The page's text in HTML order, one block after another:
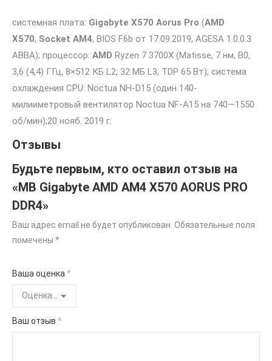
системная плата: Gigabyte X570 Aorus Pro (AMD
X570, Socket AM4, BIOS F6b от 17.09.2019, AGESA 1.0.0.3
ABBA); процессор: AMD Ryzen 7 3700X (Matisse, 7 нм, B0,
3,6 (4,4) ГГц, 8×512 КБ L2, 32 МБ L3, TDP 65 Вт); система
охлаждения CPU: Noctua NH-D15 (один 140-
милииметровый вентилятор Noctua NF-A15 на 740—1550
об/мин);20 нояб. 2019 г.
Отзывы
Будьте первым, кто оставил отзыв на
«MB Gigabyte AMD AM4 X570 AORUS PRO
DDR4»
Ваш адрес email не будет опубликован. Обязательные поля
помечены *
Ваша оценка *
Ваш отзыв *